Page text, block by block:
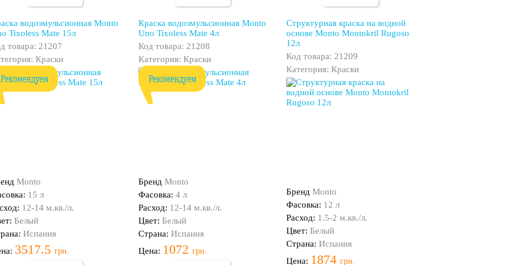
водоэмульсионная Monto
Tixoless Mate 15л
товара: 21207
Краски
Monto
15 л
12-14 м.кв./л.
Белый
Испания
3517.5 грн.
Краска водоэмульсионная Monto
Uno Tixoless Mate 4л
Код товара: 21208
Категория: Краски
Бренд Monto
Фасовка: 4 л
Расход: 12-14 м.кв./л.
Цвет: Белый
Страна: Испания
Цена: 1072 грн.
Структурная краска на водной
основе Monto Montokril Rugoso
12л
Код товара: 21209
Категория: Краски
Бренд Monto
Фасовка: 12 л
Расход: 1.5-2 м.кв./л.
Цвет: Белый
Страна: Испания
Цена: 1874 грн.